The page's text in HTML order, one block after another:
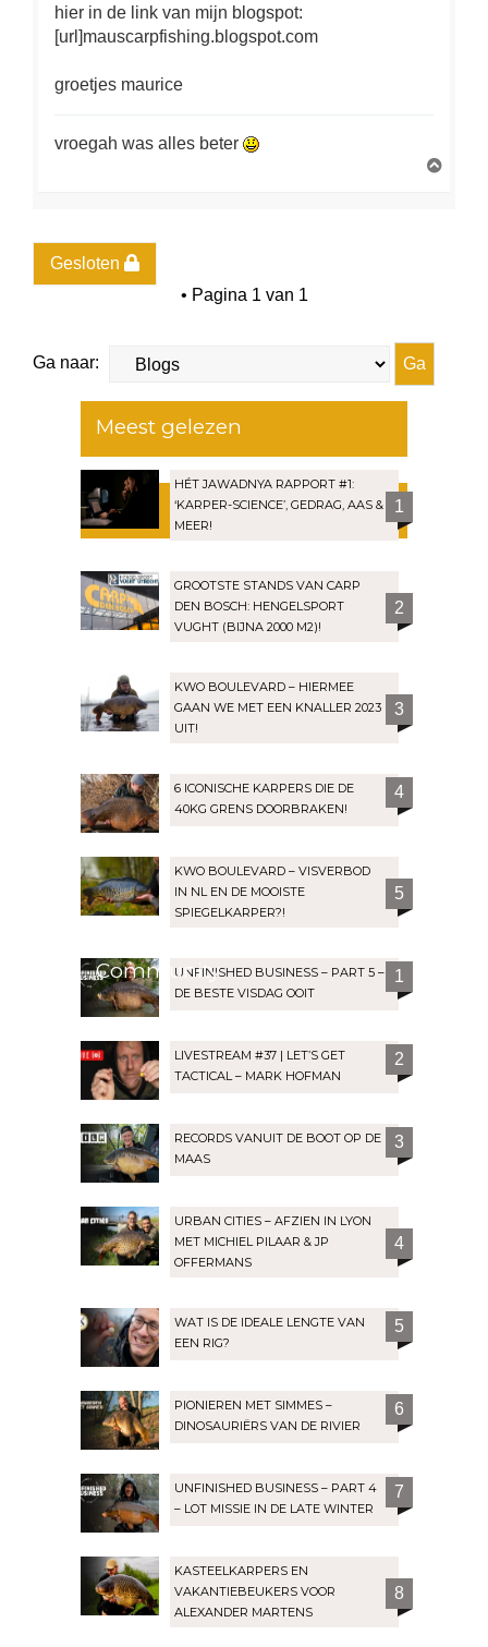
hier in de link van mijn blogspot:
[url]mauscarpfishing.blogspot.com
groetjes maurice
vroegah was alles beter
Gesloten
• Pagina 1 van 1
Ga naar:
Meest gelezen
HÉT JAWADNYA RAPPORT #1:
‘KARPER-SCIENCE’, GEDRAG, AAS &
MEER!
1
GROOTSTE STANDS VAN CARP
DEN BOSCH: HENGELSPORT
VUGHT (BIJNA 2000 M2)!
2
KWO BOULEVARD – HIERMEE
GAAN WE MET EEN KNALLER 2023
UIT!
3
6 ICONISCHE KARPERS DIE DE
40KG GRENS DOORBRAKEN!
4
KWO BOULEVARD – VISVERBOD
IN NL EN DE MOOISTE
SPIEGELKARPER?!
5
CommunityUNFINISHED BUSINESS – PART 5 –
DE BESTE VISDAG OOIT
1
LIVESTREAM #37 | LET’S GET
TACTICAL – MARK HOFMAN
2
RECORDS VANUIT DE BOOT OP DE
MAAS
3
URBAN CITIES – AFZIEN IN LYON
MET MICHIEL PILAAR & JP
OFFERMANS
4
WAT IS DE IDEALE LENGTE VAN
EEN RIG?
5
PIONIEREN MET SIMMES –
DINOSAURIËRS VAN DE RIVIER
6
UNFINISHED BUSINESS – PART 4
– LOT MISSIE IN DE LATE WINTER
7
KASTEELKARPERS EN
VAKANTIEBEUKERS VOOR
ALEXANDER MARTENS
8